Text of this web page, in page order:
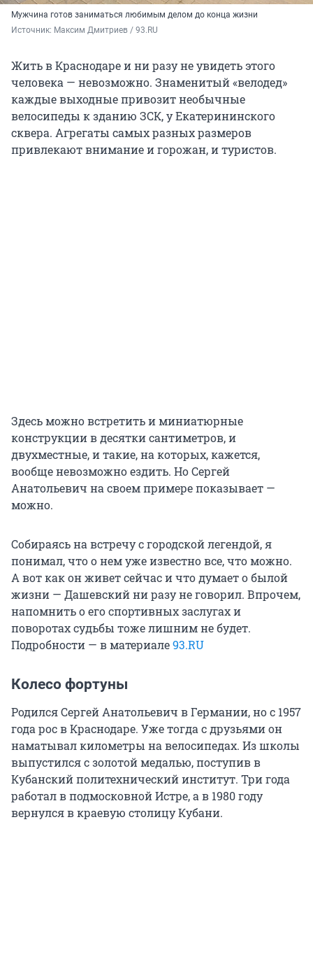
Мужчина готов заниматься любимым делом до конца жизни
Источник: Максим Дмитриев / 93.RU
Жить в Краснодаре и ни разу не увидеть этого
человека — невозможно. Знаменитый «велодед»
каждые выходные привозит необычные
велосипеды к зданию ЗСК, у Екатерининского
сквера. Агрегаты самых разных размеров
привлекают внимание и горожан, и туристов.
Здесь можно встретить и миниатюрные
конструкции в десятки сантиметров, и
двухместные, и такие, на которых, кажется,
вообще невозможно ездить. Но Сергей
Анатольевич на своем примере показывает —
можно.
Собираясь на встречу с городской легендой, я
понимал, что о нем уже известно все, что можно.
А вот как он живет сейчас и что думает о былой
жизни — Дашевский ни разу не говорил. Впрочем,
напомнить о его спортивных заслугах и
поворотах судьбы тоже лишним не будет.
Подробности — в материале93.RU
Колесо фортуны
Родился Сергей Анатольевич в Германии, но с 1957
года рос в Краснодаре. Уже тогда с друзьями он
наматывал километры на велосипедах. Из школы
выпустился с золотой медалью, поступив в
Кубанский политехнический институт. Три года
работал в подмосковной Истре, а в 1980 году
вернулся в краевую столицу Кубани.